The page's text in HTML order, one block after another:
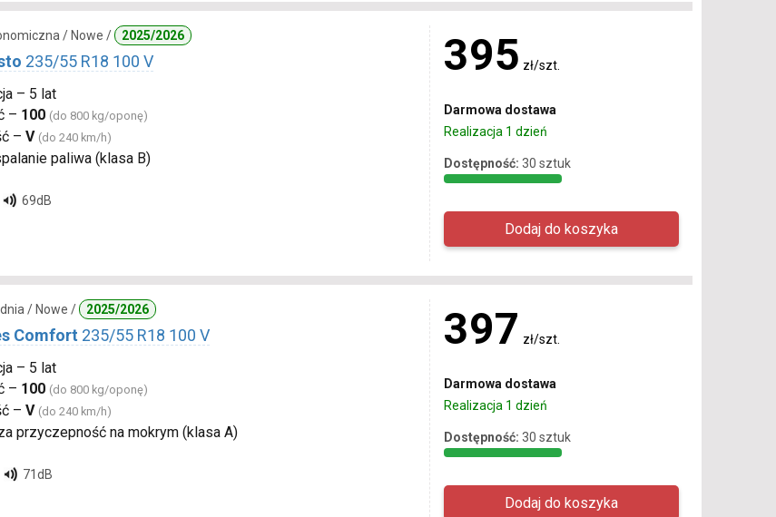
/ Nowe / 2025/2026
235/55 R18 100 V
– 5 lat
– 100 (do 800 kg/oponę)
– V (do 240 km/h)
paliwa (klasa B)
69dB
395 zł/szt.
Darmowa dostawa
Realizacja 1 dzień
Dostępność: 30 sztuk
/ Nowe / 2025/2026
Comfort 235/55 R18 100 V
– 5 lat
– 100 (do 800 kg/oponę)
– V (do 240 km/h)
przyczepność na mokrym (klasa A)
71dB
397 zł/szt.
Darmowa dostawa
Realizacja 1 dzień
Dostępność: 30 sztuk